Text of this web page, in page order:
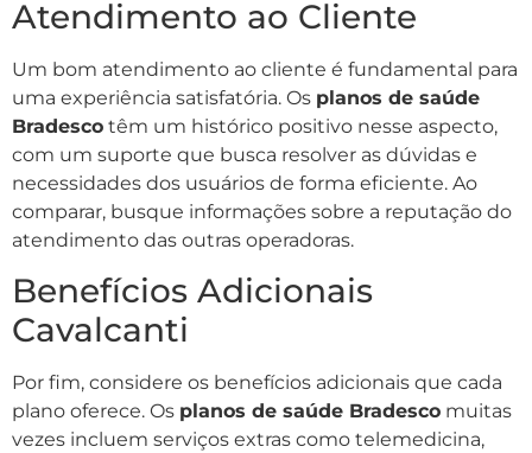
Atendimento ao Cliente
Um bom atendimento ao cliente é fundamental para
uma experiência satisfatória. Os planos de saúde
Bradesco têm um histórico positivo nesse aspecto,
com um suporte que busca resolver as dúvidas e
necessidades dos usuários de forma eficiente. Ao
comparar, busque informações sobre a reputação do
atendimento das outras operadoras.
Benefícios Adicionais
Cavalcanti
Por fim, considere os benefícios adicionais que cada
plano oferece. Os planos de saúde Bradesco muitas
vezes incluem serviços extras como telemedicina,